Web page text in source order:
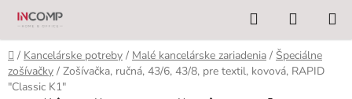
Prejsť
obsah
Hľadať
KOŠÍK
Domov
/ Kancelárske potreby / Malé kancelárske zariadenia / Špeciálne
zošívačky / Zošívačka, ručná, 43/6, 43/8, pre textil, kovová, RAPID
"Classic K1"